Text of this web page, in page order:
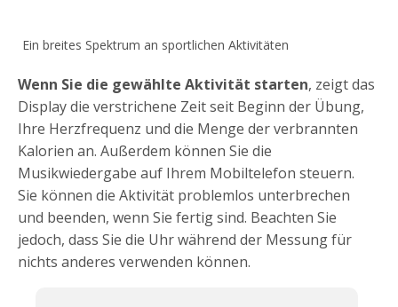
Ein breites Spektrum an sportlichen Aktivitäten
Wenn Sie die gewählte Aktivität starten, zeigt das
Display die verstrichene Zeit seit Beginn der Übung,
Ihre Herzfrequenz und die Menge der verbrannten
Kalorien an. Außerdem können Sie die
Musikwiedergabe auf Ihrem Mobiltelefon steuern.
Sie können die Aktivität problemlos unterbrechen
und beenden, wenn Sie fertig sind. Beachten Sie
jedoch, dass Sie die Uhr während der Messung für
nichts anderes verwenden können.